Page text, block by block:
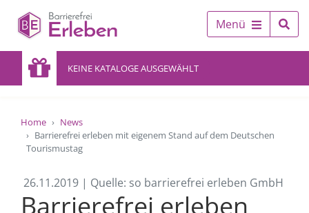
Menü
KEINE KATALOGE AUSGEWÄHLT
Home
News
Barrierefrei erleben mit eigenem Stand auf dem Deutschen
Tourismustag
26.11.2019 | Quelle: so barrierefrei erleben GmbH
Barrierefrei erleben